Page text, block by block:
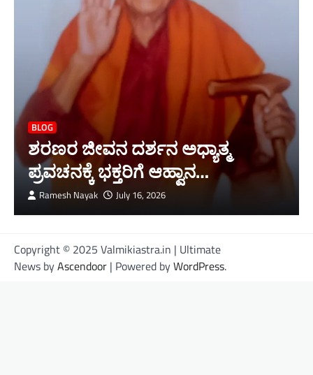
BLOG
ಶರಣರ ಜೀವನ ದರ್ಶನ ಅಧ್ಯಾತ್ಮ
ಪ್ರವಚನಕ್ಕೆ ಭಕ್ತರಿಗೆ ಆಹ್ವಾನ…
Ramesh Nayak July 16, 2026
Copyright © 2025 Valmikiastra.in | Ultimate
News byAscendoor | Powered byWordPress.